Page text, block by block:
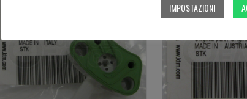
IMPOSTAZIONI